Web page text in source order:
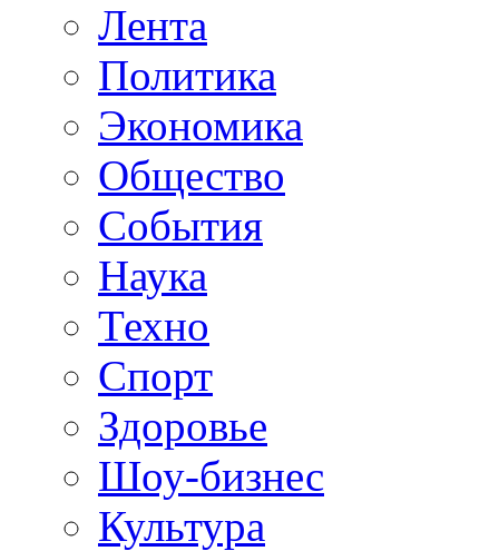
Лента
Политика
Экономика
Общество
События
Наука
Техно
Спорт
Здоровье
Шоу-бизнес
Культура